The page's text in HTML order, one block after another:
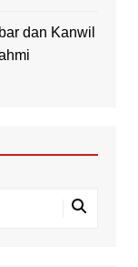
dan Kanwil